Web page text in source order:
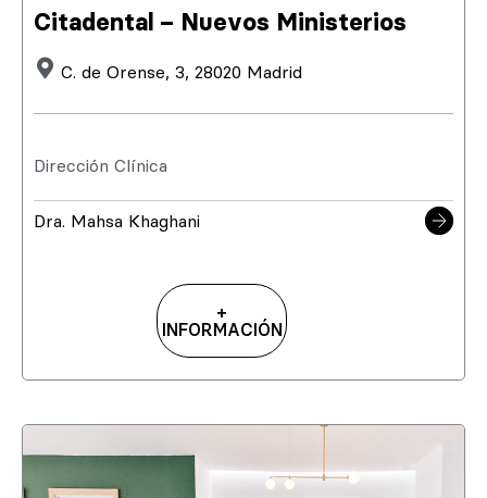
Citadental – Nuevos Ministerios
C. de Orense, 3, 28020 Madrid
Dirección Clínica
Dra. Mahsa Khaghani
+
INFORMACIÓN